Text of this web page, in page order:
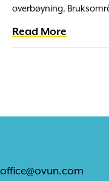
overbøyning.
Read More
office@ovun.com